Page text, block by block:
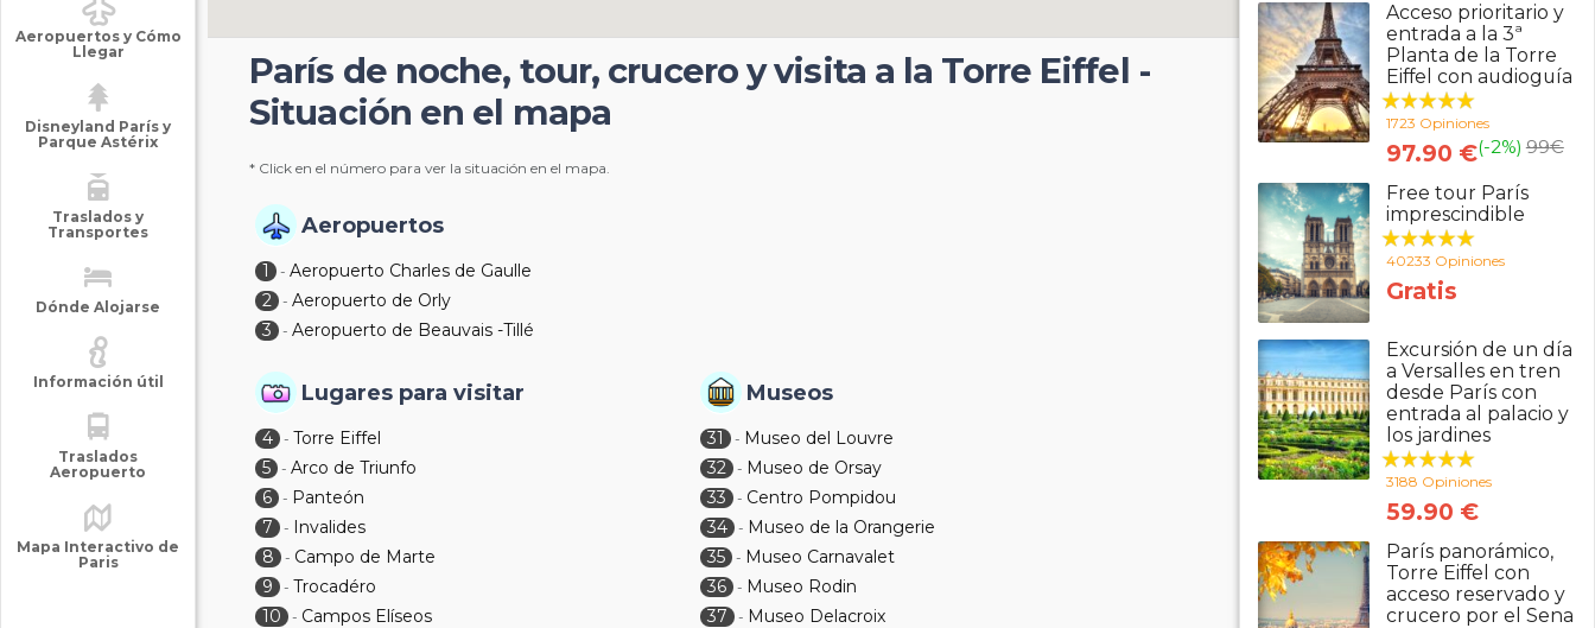
Aeropuertos y Cómo
Llegar
Disneyland París y
Parque Astérix
Traslados y
Transportes
Dónde Alojarse
Información útil
Traslados
Aeropuerto
Mapa Interactivo de
Paris
París de noche, tour, crucero y visita a la Torre Eiffel -
Situación en el mapa
* Click en el número para ver la situación en el mapa.
Aeropuertos
1 -Aeropuerto Charles de Gaulle
2 -Aeropuerto de Orly
3
-Aeropuerto de Beauvais -Tillé
Lugares para visitar
4 - Torre Eiffel
5 -Arco de Triunfo
6 - Panteón
7
- Invalides
8
- Campo de Marte
9
- Trocadéro
10
- Campos Elíseos
Museos
31 - Museo del Louvre
32 - Museo de Orsay
33
- Centro Pompidou
34 - Museo de la Orangerie
35 - Museo Carnavalet
36 - Museo Rodin
37
- Museo Delacroix
Acceso prioritario y
entrada a la 3ª
Planta de la Torre
Eiffel con audioguía
1723 Opiniones
(-2%) 99€
97.90 €
Free tour París
imprescindible
40233 Opiniones
Gratis
Excursión de un día
a Versalles en tren
desde París con
entrada al palacio y
los jardines
3188 Opiniones
59.90 €
París panorámico,
Torre Eiffel con
acceso reservado y
crucero por el Sena